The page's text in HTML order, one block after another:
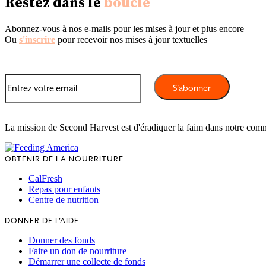
Abonnez-vous à nos e-mails pour les mises à jour et plus encore
Ou s'inscrire pour recevoir nos mises à jour textuelles
La mission de Second Harvest est d'éradiquer la faim dans notre
OBTENIR DE LA NOURRITURE
CalFresh
Repas pour enfants
Centre de nutrition
DONNER DE L'AIDE
Donner des fonds
Faire un don de nourriture
Démarrer une collecte de fonds